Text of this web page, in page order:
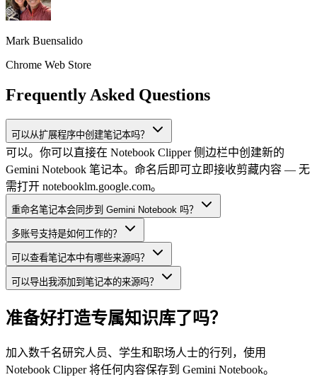
Mark Buensalido
Chrome Web Store
Frequently Asked Questions
可以从扩展程序中创建笔记本吗？
可以。你可以直接在 Notebook Clipper 侧边栏中创建新的
Gemini Notebook 笔记本。命名后即可立即接收剪藏内容 — 无
需打开 notebooklm.google.com。
重命名笔记本会同步到 Gemini Notebook 吗？
多账号支持是如何工作的？
可以查看笔记本中有哪些来源吗？
可以导出我添加到笔记本的来源吗？
准备好打造专属知识库了吗？
加入数千名研究人员、学生和职场人士的行列，使用
Notebook Clipper 将任何内容保存到 Gemini Notebook。